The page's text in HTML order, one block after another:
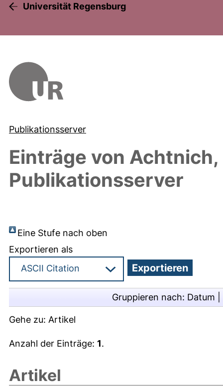
Universität Regensburg
Publikationsserver
Einträge von Achtnich,
Publikationsserver
Eine Stufe nach oben
Exportieren als
Gruppieren nach: Datum
Gehe zu: Artikel
Anzahl der Einträge: 1.
Artikel